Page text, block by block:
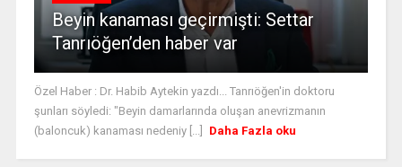
Beyin kanaması geçirmişti: Settar
Tanrıöğen’den haber var
Özel Haber : Dr. Habib Aytekin yazdı... Tanrıöğen'in doktoru
şunları söyledi: "Beyin damarlarında oluşan anevrizmanın
(baloncuk) kanaması nedeniy [...]
Daha Fazla oku